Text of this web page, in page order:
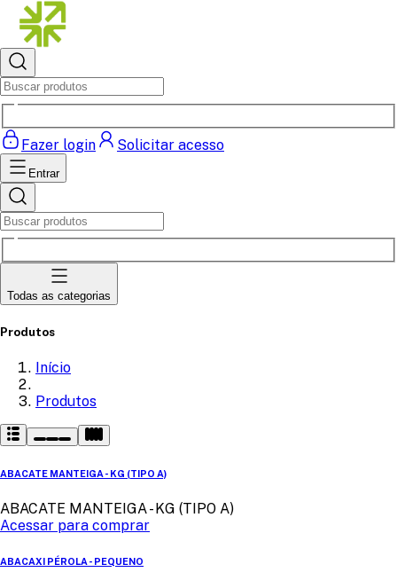
Fazer login Solicitar acesso
Entrar
Todas as categorias
Produtos
Início
Produtos
ABACATE MANTEIGA - KG (TIPO A)
ABACATE MANTEIGA - KG (TIPO A)
Acessar para comprar
ABACAXI PÉROLA - PEQUENO